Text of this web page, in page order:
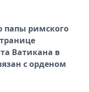
папы римского
Ватикана в
с орденом